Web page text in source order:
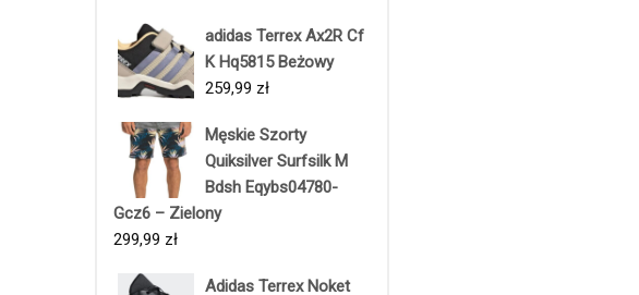
adidas Terrex Ax2R Cf
K Hq5815 Beżowy
259,99 zł
Męskie Szorty
Quiksilver Surfsilk M
Bdsh Eqybs04780-
Gcz6 – Zielony
299,99 zł
Adidas Terrex Noket